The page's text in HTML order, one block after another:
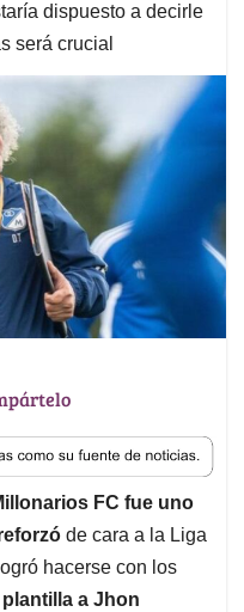
dispuesto a decirle
será crucial
FC fue uno
de cara a la Liga
hacerse con los
a Jhon